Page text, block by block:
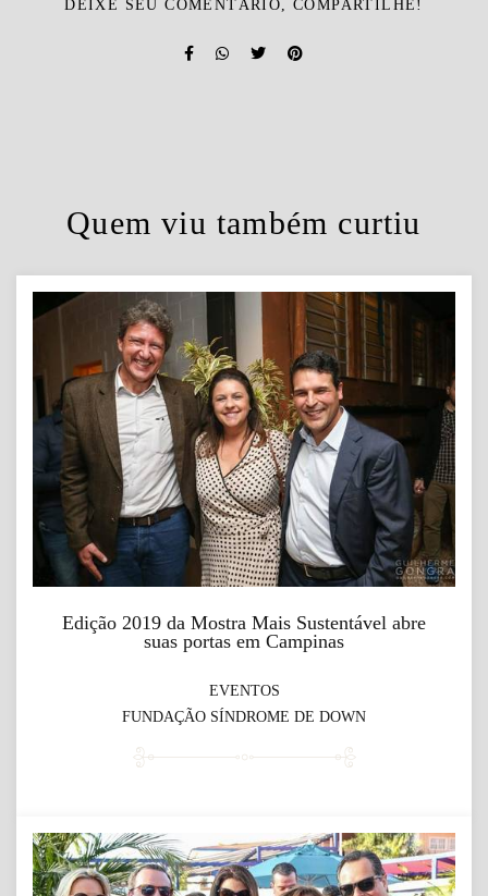
DEIXE SEU COMENTÁRIO, COMPARTILHE!
Quem viu também curtiu
Edição 2019 da Mostra Mais Sustentável abre
suas portas em Campinas
EVENTOS
FUNDAÇÃO SÍNDROME DE DOWN